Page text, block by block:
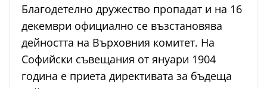
Благодетелно дружество пропадат и на 16
декември официално се възстановява
дейността на Върховния комитет. На
Софийски съвещания от януари 1904
година е приета директивата за бъдеща